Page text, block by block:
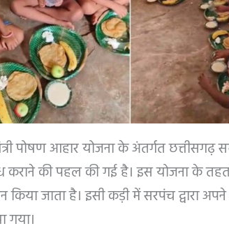
पोषण आहार योजना के अंतर्गत छत्तीसगढ़
कराने की पहल की गई है। इस योजना के
जाता है। इसी कड़ी में सरपंच द्वारा
गया।